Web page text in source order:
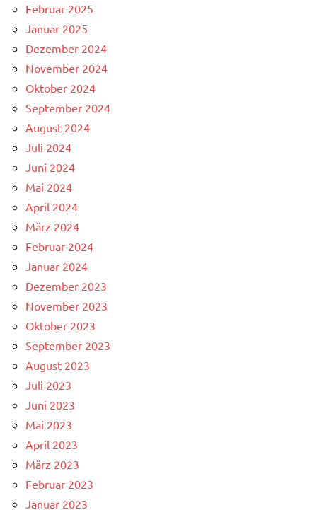
Februar 2025
Januar 2025
Dezember 2024
November 2024
Oktober 2024
September 2024
August 2024
Juli 2024
Juni 2024
Mai 2024
April 2024
März 2024
Februar 2024
Januar 2024
Dezember 2023
November 2023
Oktober 2023
September 2023
August 2023
Juli 2023
Juni 2023
Mai 2023
April 2023
März 2023
Februar 2023
Januar 2023